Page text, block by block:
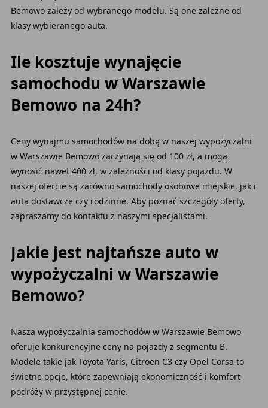
Bemowo zależy od wybranego modelu. Są one zależne od
klasy wybieranego auta.
Ile kosztuje wynajęcie
samochodu w Warszawie
Bemowo na 24h?
Ceny wynajmu samochodów na dobę w naszej wypożyczalni
w Warszawie Bemowo zaczynają się od 100 zł, a mogą
wynosić nawet 400 zł, w zależności od klasy pojazdu. W
naszej ofercie są zarówno samochody osobowe miejskie, jak i
auta dostawcze czy rodzinne. Aby poznać szczegóły oferty,
zapraszamy do kontaktu z naszymi specjalistami.
Jakie jest najtańsze auto w
wypożyczalni w Warszawie
Bemowo?
Nasza wypożyczalnia samochodów w Warszawie Bemowo
oferuje konkurencyjne ceny na pojazdy z segmentu B.
Modele takie jak Toyota Yaris, Citroen C3 czy Opel Corsa to
świetne opcje, które zapewniają ekonomiczność i komfort
podróży w przystępnej cenie.